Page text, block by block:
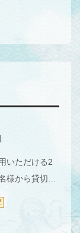
いただける2
様から貸切可
ラオケ」もご